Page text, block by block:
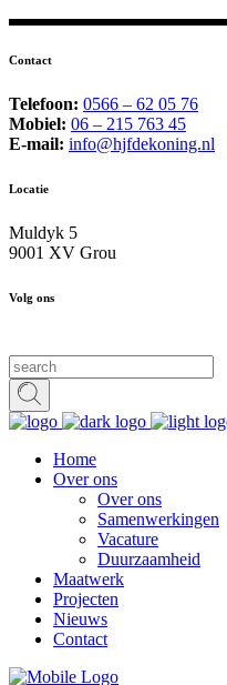
Contact
Telefoon: 0566 – 62 05 76
Mobiel: 06 – 215 763 45
E-mail: info@hjfdekoning.nl
Locatie
Muldyk 5
9001 XV Grou
Volg ons
Home
Over ons
Over ons
Samenwerkingen
Vacature
Duurzaamheid
Maatwerk
Projecten
Nieuws
Contact